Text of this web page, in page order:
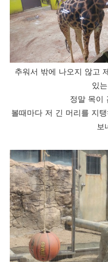
추워서 밖에 나오지 않고
있는
정말 목이
볼때마다 저 긴 머리를 지
보